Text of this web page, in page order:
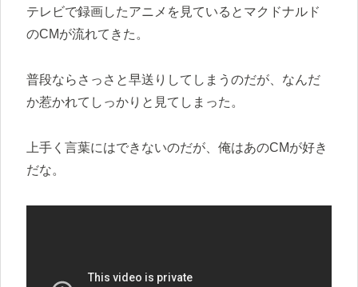
テレビで録画したアニメを見ているとマクドナルド
のCMが流れてきた。
普段ならさっさと早送りしてしまうのだが、なんだ
か惹かれてしっかりと見てしまった。
上手く言葉にはできないのだが、俺はあのCMが好き
だな。